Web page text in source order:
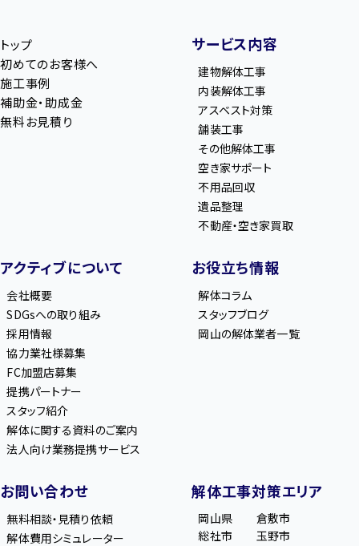
トップ
初めてのお客様へ
施工事例
補助金・助成金
無料お見積り
サービス内容
建物解体工事
内装解体工事
アスベスト対策
舗装工事
その他解体工事
空き家サポート
不用品回収
遺品整理
不動産・空き家買取
アクティブについて
会社概要
SDGsへの取り組み
採用情報
協力業社様募集
FC加盟店募集
提携パートナー
スタッフ紹介
解体に関する資料のご案内
法人向け業務提携サービス
お役立ち情報
解体コラム
スタッフブログ
岡山の解体業者一覧
お問い合わせ
無料相談・見積り依頼
解体費用シミュレーター
解体工事対策エリア
岡山県
倉敷市
総社市
玉野市